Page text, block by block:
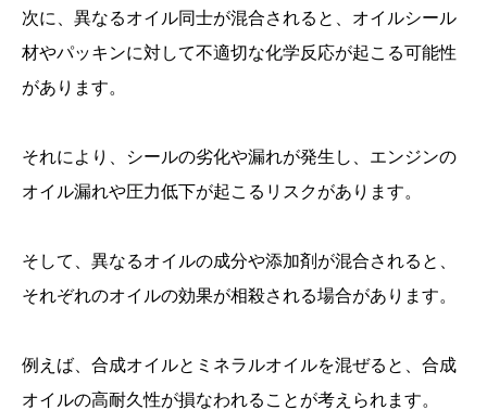
次に、異なるオイル同士が混合されると、オイルシール
材やパッキンに対して不適切な化学反応が起こる可能性
があります。
それにより、シールの劣化や漏れが発生し、エンジンの
オイル漏れや圧力低下が起こるリスクがあります。
そして、異なるオイルの成分や添加剤が混合されると、
それぞれのオイルの効果が相殺される場合があります。
例えば、合成オイルとミネラルオイルを混ぜると、合成
オイルの高耐久性が損なわれることが考えられます。